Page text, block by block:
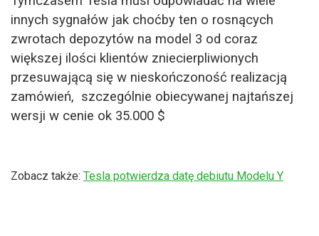
innych sygnałów jak choćby ten o rosnących
zwrotach depozytów na model 3 od coraz
większej ilości klientów zniecierpliwionych
przesuwającą się w nieskończoność realizacją
zamówień, szczególnie obiecywanej najtańszej
wersji w cenie ok 35.000 $
Zobacz także: Tesla potwierdza datę debiutu Modelu Y